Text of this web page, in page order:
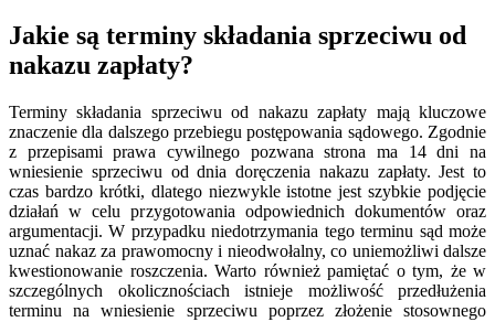
Jakie są terminy składania sprzeciwu od
nakazu zapłaty?
Terminy składania sprzeciwu od nakazu zapłaty mają kluczowe
znaczenie dla dalszego przebiegu postępowania sądowego. Zgodnie
z przepisami prawa cywilnego pozwana strona ma 14 dni na
wniesienie sprzeciwu od dnia doręczenia nakazu zapłaty. Jest to
czas bardzo krótki, dlatego niezwykle istotne jest szybkie podjęcie
działań w celu przygotowania odpowiednich dokumentów oraz
argumentacji. W przypadku niedotrzymania tego terminu sąd może
uznać nakaz za prawomocny i nieodwołalny, co uniemożliwi dalsze
kwestionowanie roszczenia. Warto również pamiętać o tym, że w
szczególnych okolicznościach istnieje możliwość przedłużenia
terminu na wniesienie sprzeciwu poprzez złożenie stosownego